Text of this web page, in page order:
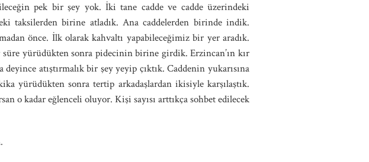
pek bir şey yok. İki tane cadde ve cadde üzerindeki
taksilerden birine atladık. Ana caddelerden birinde indik.
önce. İlk olarak kahvaltı yapabileceğimiz bir yer aradık.
süre yürüdükten sonra pidecinin birine girdik. Erzincan’ın kır
atıştırmalık bir şey yeyip çıktık. Caddenin yukarısına
yürüdükten sonra tertip arkadaşlardan ikisiyle karşılaştık.
o kadar eğlenceli oluyor. Kişi sayısı arttıkça sohbet edilecek